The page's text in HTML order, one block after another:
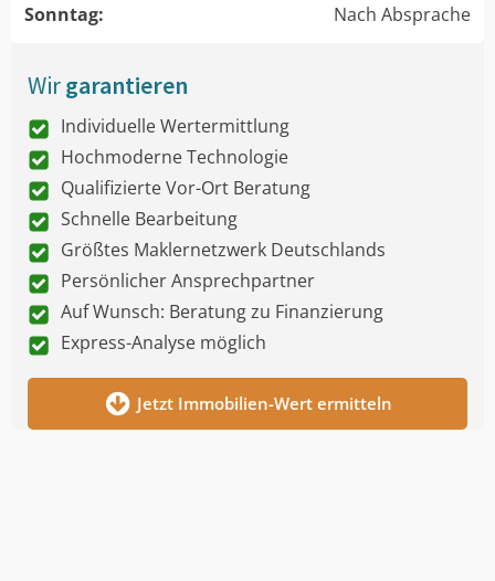
Sonntag:
Nach Absprache
Wirgarantieren
Individuelle Wertermittlung
Hochmoderne Technologie
Qualifizierte Vor-Ort Beratung
Schnelle Bearbeitung
Größtes Maklernetzwerk Deutschlands
Persönlicher Ansprechpartner
Auf Wunsch: Beratung zu Finanzierung
Express-Analyse möglich
Jetzt Immobilien-Wert ermitteln